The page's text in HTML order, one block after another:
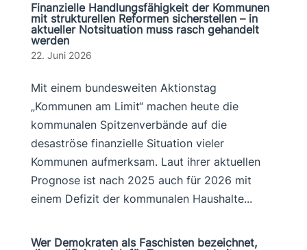
Finanzielle Handlungsfähigkeit der Kommunen
mit strukturellen Reformen sicherstellen – in
aktueller Notsituation muss rasch gehandelt
werden
22. Juni 2026
Mit einem bundesweiten Aktionstag
„Kommunen am Limit“ machen heute die
kommunalen Spitzenverbände auf die
desaströse finanzielle Situation vieler
Kommunen aufmerksam. Laut ihrer aktuellen
Prognose ist nach 2025 auch für 2026 mit
einem Defizit der kommunalen Haushalte...
Wer Demokraten als Faschisten bezeichnet,